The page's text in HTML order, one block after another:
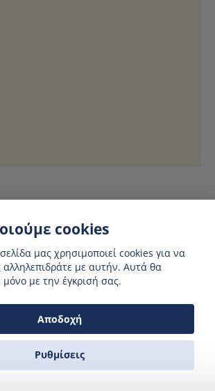
στη Μήλο ή
με την
η καλύτερη τιμή
cookies
μας χρησιμοποιεί cookies για να
με αυτήν. Αυτά θα
με την έγκρισή σας.
Αποδοχή
Ρυθμίσεις